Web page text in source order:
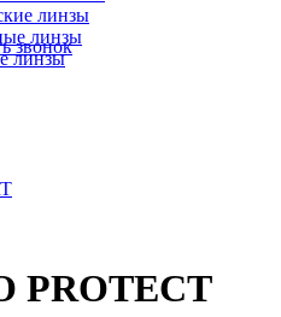
линзы
линзы
линзы
звонок
PROTECT